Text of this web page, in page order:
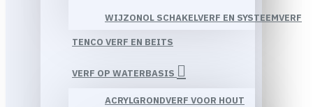
WIJZONOL SCHAKELVERF EN SYSTEEMVERF
TENCO VERF EN BEITS
VERF OP WATERBASIS
ACRYLGRONDVERF VOOR HOUT